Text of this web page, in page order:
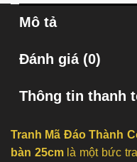
Mô tả
Đánh giá (0)
Thông tin thanh
Tranh Mã Đáo Thành
bàn 25cmlà một bức